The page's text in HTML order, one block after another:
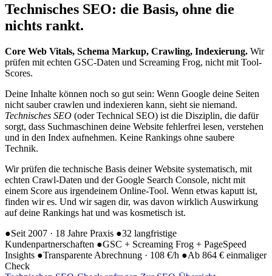
Technisches SEO: die Basis, ohne die
nichts rankt.
Core Web Vitals, Schema Markup, Crawling, Indexierung. Wir
prüfen mit echten GSC-Daten und Screaming Frog, nicht mit Tool-
Scores.
Deine Inhalte können noch so gut sein: Wenn Google deine Seiten
nicht sauber crawlen und indexieren kann, sieht sie niemand.
Technisches SEO (oder Technical SEO) ist die Disziplin, die dafür
sorgt, dass Suchmaschinen deine Website fehlerfrei lesen, verstehen
und in den Index aufnehmen. Keine Rankings ohne saubere
Technik.
Wir prüfen die technische Basis deiner Website systematisch, mit
echten Crawl-Daten und der Google Search Console, nicht mit
einem Score aus irgendeinem Online-Tool. Wenn etwas kaputt ist,
finden wir es. Und wir sagen dir, was davon wirklich Auswirkung
auf deine Rankings hat und was kosmetisch ist.
●Seit 2007 · 18 Jahre Praxis ●32 langfristige
Kundenpartnerschaften ●GSC + Screaming Frog + PageSpeed
Insights ●Transparente Abrechnung · 108 €/h ●Ab 864 € einmaliger
Check